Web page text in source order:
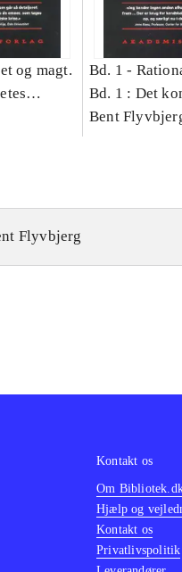
og magt.
Bd. 1 -
Bd. 1 : Det
videnskab
Bent
Flyvbjerg
Kontakt os
Om
Hjælp og
Kontakt os
Privatlivspolitik